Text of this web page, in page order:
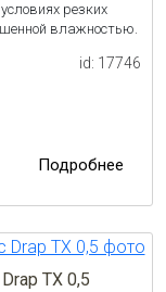
резких
влажностью.
id: 17746
Подробнее
TX 0,5